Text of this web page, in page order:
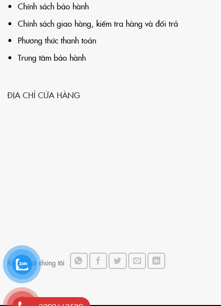
Chính sách bảo hành
Chính sách giao hàng, kiểm tra hàng và đổi trả
Phương thức thanh toán
Trung tâm bảo hành
ĐỊA CHỈ CỬA HÀNG
Kết nối với chúng tôi